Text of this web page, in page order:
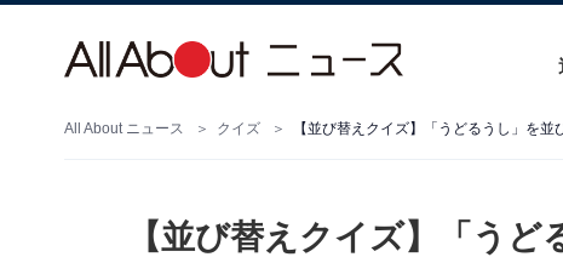
All About ニュース クイズ 【並び替えクイズ】「うどるうし」を
【並び替えクイズ】「う